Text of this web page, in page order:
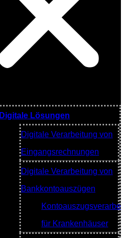
Digitale Lösungen
Digitale Verarbeitung von
Eingangsrechnungen
Digitale Verarbeitung von
Bankkontoauszügen
für Krankenhäuser